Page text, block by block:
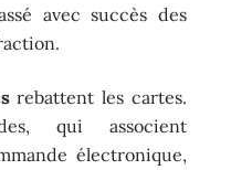
avec succès des
rebattent les cartes.
qui associent
électronique,